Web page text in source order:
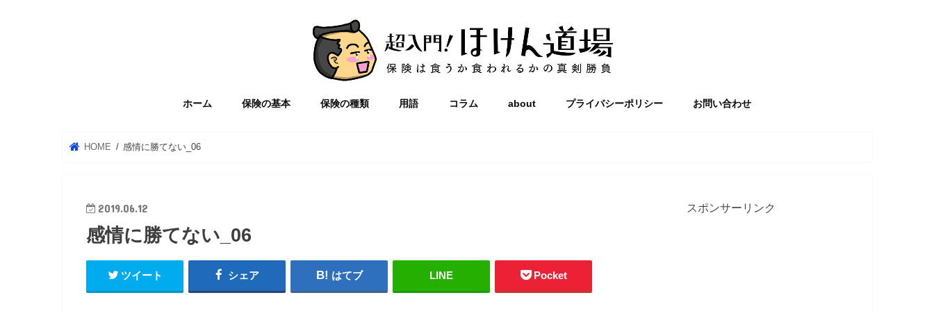
ホーム 保険の基本 保険の種類 用語 コラム about プライバシーポリシー お問い合わせ
HOME 感情に勝てない_06
2019.06.12
感情に勝てない_06
ツイート シェア はてブ LINE Pocket
スポンサーリンク